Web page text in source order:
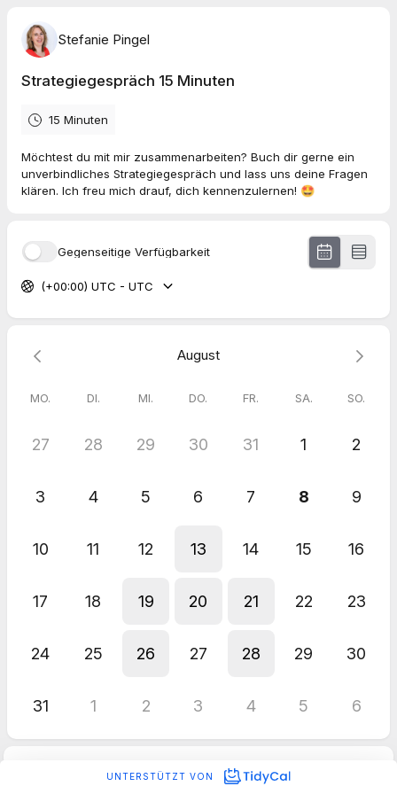
Stefanie Pingel
Strategiegespräch 15 Minuten
15 Minuten
Möchtest du mit mir zusammenarbeiten? Buch dir gerne ein
unverbindliches Strategiegespräch und lass uns deine Fragen
klären. Ich freu mich drauf, dich kennenzulernen! 🤩
Gegenseitige Verfügbarkeit
(+00:00) UTC - UTC
August
MO. DI. MI. DO. FR. SA. SO.
27 28 29 30 31 1 2
3 4 5 6 7 8 9
10 11 12 13 14 15 16
17 18 19 20 21 22 23
24 25 26 27 28 29 30
31 1 2 3 4 5 6
UNTERSTÜTZT VON